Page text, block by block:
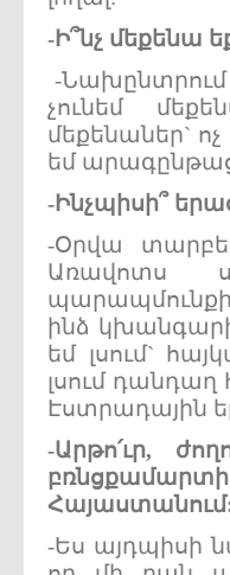
-Ի՞նչ մեքենա
-Նախընտրում
չունեմ
մեքենաներ`
եմ
-Ինչպիսի՞
-Օրվա
Առավոտս
պարապմունքի
ինձ
եմ լսում`
լսում դանդաղ
Էստրադային
-Արթո՛ւր,
-Ես այդպիսի